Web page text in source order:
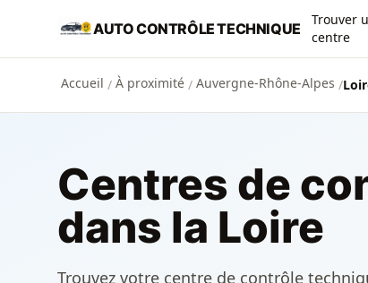
Aller au contenu principal
AUTO CONTRÔLE TECHNIQUE
Trouver
centre
Accueil / À proximité / Auvergne-Rhône-Alpes /
Centres de
dans la Loire
Trouvez votre centre de contrôle